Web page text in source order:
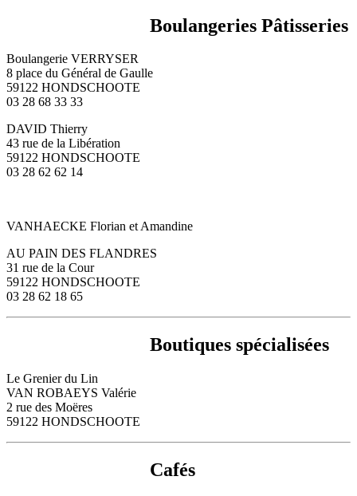
Boulangeries Pâtisseries
Boulangerie VERRYSER
8 place du Général de Gaulle
59122 HONDSCHOOTE
03 28 68 33 33
DAVID Thierry
43 rue de la Libération
59122 HONDSCHOOTE
03 28 62 62 14
VANHAECKE Florian et Amandine
AU PAIN DES FLANDRES
31 rue de la Cour
59122 HONDSCHOOTE
03 28 62 18 65
Boutiques spécialisées
Le Grenier du Lin
VAN ROBAEYS Valérie
2 rue des Moëres
59122 HONDSCHOOTE
Cafés